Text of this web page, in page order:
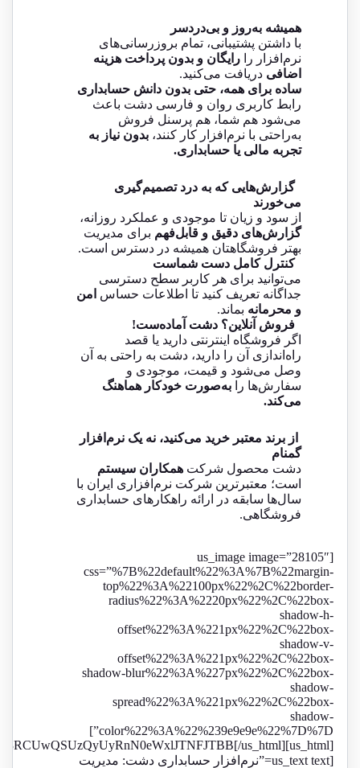
همیشه به‌روز و بی‌دردسر
با داشتن پشتیبانی، تمام بروزرسانی‌های
نرم‌افزار رارایگان و بدون پرداخت هزینه
اضافی دریافت می‌کنید.
ساده برای همه، حتی بدون دانش حسابداری
رابط کاربری روان و فارسی دشت باعث
می‌شود هم شما، هم پرسنل فروش
به‌راحتی با نرم‌افزار کار کنند،بدون نیاز به
تجربه مالی یا حسابداری.
گزارش‌هایی که به درد تصمیم‌گیری
می‌خورند
از سود و زیان تا موجودی و عملکرد روزانه،
گزارش‌های دقیق و قابل‌فهم برای مدیریت
بهتر فروشگاهتان همیشه در دسترس است.
کنترل کامل دست شماست
می‌توانید برای هر کاربر سطح دسترسی
جداگانه تعریف کنید تا اطلاعات حساس امن
و محرمانه بماند.
فروش آنلاین؟ دشت آماده‌ست!
اگر فروشگاه اینترنتی دارید یا قصد
راه‌اندازی آن را دارید، دشت به راحتی به آن
وصل می‌شود و قیمت، موجودی و
سفارش‌ها رابه‌صورت خودکار هماهنگ
می‌کند.
از برند معتبر خرید می‌کنید، نه یک نرم‌افزار
گمنام
دشت محصول شرکتهمکاران سیستم
است؛ معتبرترین شرکت نرم‌افزاری ایران با
سال‌ها سابقه در ارائه راهکارهای حسابداری
فروشگاهی.
[us_image image=”28105″
css=”%7B%22default%22%3A%7B%22margin-
top%22%3A%22100px%22%2C%22border-
radius%22%3A%2220px%22%2C%22box-
shadow-h-
offset%22%3A%221px%22%2C%22box-
shadow-v-
offset%22%3A%221px%22%2C%22box-
shadow-blur%22%3A%227px%22%2C%22box-
shadow-
spread%22%3A%221px%22%2C%22box-
shadow-
color%22%3A%22%239e9e9e%22%7D%7D”]
[us_html]JTNDZGl2JTIwY2xhc3MlM0QlMjJmb3JtLXdyYXBwZXIlMjIlM0UlMEElMjAlMjAlM0NkaXYlMjBjbGFzcyUzRCUyMmZvcm0taGVhZGVyJTIyJTNFJUQ5JTgxJUQ4JUIxJUQ5JTg1JTIwJUQ4JUFGJUQ4JUIxJUQ4JUFFJUQ5JTg4JUQ4JUE3JUQ4JUIzJUQ4JUFBJTIwJUQ5JTg1JUQ4JUI0JUQ4JUE3JUQ5JTg4JUQ4JUIxJUQ5JTg3JTNDJTJGZGl2JTNFJTBBJTIwJTIwJTNDaWZyYW1lJTIwc3JjJTNEJTIyaHR0cHMlM0ElMkYlMkZjcm0ua2lhaGFzaWIuaXIlMkZmb3JtcyUyRnd0bCUyRjZkNGQ0NTE5MTFmM2ZjNGFhZjNhMGZlMmQ3ZWUzZDQ5JTIyJTBBJTIwJTIwJTIwJTIwJTIwJTIwJTIwJTIwJTIwJTIwd2lkdGglM0QlMjIxMDAlMjUlMjIlMjBoZWlnaHQlM0QlMjI0ODAlMjIlMjBmcmFtZWJvcmRlciUzRCUyMjAlMjIlMjBhbGxvd2Z1bGxzY3JlZW4lM0QlMjJhbGxvd2Z1bGxzY3JlZW4lMjIlM0UlMEElMjAlMjAlM0MlMkZpZnJhbWUlM0UlMEElM0MlMkZkaXYlM0UlMEElMEElM0NzdHlsZSUzRSUwQSUyMCUyMC5mb3JtLXdyYXBwZXIlMjAlN0IlMEElMjAlMjAlMjAlMjBtYXgtd2lkdGglM0ElMjA2MDBweCUzQiUwQSUyMCUyMCUyMCUyMHdpZHRoJTNBJTIwOTUlMjUlM0IlMEElMjAlMjAlMjAlMjBtYXJnaW4lM0ElMjAzMHB4JTIwYXV0byUzQiUwQSUyMCUyMCUyMCUyMGJhY2tncm91bmQtY29sb3IlM0ElMjAlMjNmZmZmZmYlM0IlMEElMjAlMjAlMjAlMjBib3JkZXItcmFkaXVzJTNBJTIwMTZweCUzQiUwQSUyMCUyMCUyMCUyMHBhZGRpbmclM0ElMjAwJTNCJTBBJTIwJTIwJTIwJTIwYm94LXNoYWRvdyUzQSUyMDAlMjA0cHglMjAxNnB4JTIwcmdiYSUyODE1OCUyQyUyMDE1OCUyQyUyMDE1OCUyQyUyMDAuNCUyOSUzQiUyMCUyRiUyQSUyMCVEOCVCMyVEOCVBNyVEQiU4QyVEOSU4NyUyMCVEOCVBRSVEOCVBNyVEQSVBOSVEOCVCMyVEOCVBQSVEOCVCMSVEQiU4QyUyMCUyQSUyRiUwQSUyMCUyMCUyMCUyMGRpcmVjdGlvbiUzQSUyMHJ0bCUzQiUwQSUyMCUyMCUyMCUyMGZvbnQtZmFtaWx5JTNBJTIwc2Fucy1zZXJpZiUzQiUwQSUyMCUyMCUyMCUyMG92ZXJmbG93JTNBJTIwaGlkZGVuJTNCJTBBJTIwJTIwJTdEJTBBJTBBJTIwJTIwLmZvcm0taGVhZGVyJTIwJTdCJTBBJTIwJTIwJTIwJTIwYmFja2dyb3VuZC1jb2xvciUzQSUyMCUyMzdlNTdjMiUzQiUyMCUyRiUyQSUyMCVEOCVBOCVEOSU4NiVEOSU4MSVEOCVCNCUyMCVEOCVBOCVEOCVCMSVEOSU4NiVEOCVBRiUyMCUyQSUyRiUwQSUyMCUyMCUyMCUyMGNvbG9yJTNBJTIwd2hpdGUlM0IlMEElMjAlMjAlMjAlMjB0ZXh0LWFsaWduJTNBJTIwY2VudGVyJTNCJTBBJTIwJTIwJTIwJTIwcGFkZGluZyUzQSUyMDEycHglM0IlMEElMjAlMjAlMjAlMjBmb250LXNpemUlM0ElMjAxOHB4JTNCJTBBJTIwJTIwJTIwJTIwZm9udC13ZWlnaHQlM0ElMjBib2xkJTNCJTBBJTIwJTIwJTdEJTBBJTBBJTIwJTIwLmZvcm0td3JhcHBlciUyMGlmcmFtZSUyMCU3QiUwQSUyMCUyMCUyMCUyMGJvcmRlciUzQSUyMG5vbmUlM0IlMEElMjAlMjAlMjAlMjBkaXNwbGF5JTNBJTIwYmxvY2slM0IlMEElMjAlMjAlMjAlMjBib3JkZXItcmFkaXVzJTNBJTIwMCUyMDAlMjAxNnB4JTIwMTZweCUzQiUwQSUyMCUyMCU3RCUwQSUzQyUyRnN0eWxlJTNFJTBB[/us_html]
[us_text text=”نرم‌افزار حسابداری دشت: مدیریت